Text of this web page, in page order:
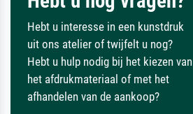
Hebt u interesse in een kunstdruk
uit ons atelier of twijfelt u nog?
Hebt u hulp nodig bij het kiezen van
het afdrukmateriaal of met het
afhandelen van de aankoop?